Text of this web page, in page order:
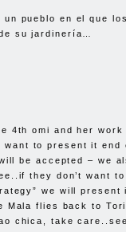
un pueblo en el que
su jardinería…
4th omi and her
want to present it end
be accepted – we
they don’t want
we will present
Mala flies back to
chica, take